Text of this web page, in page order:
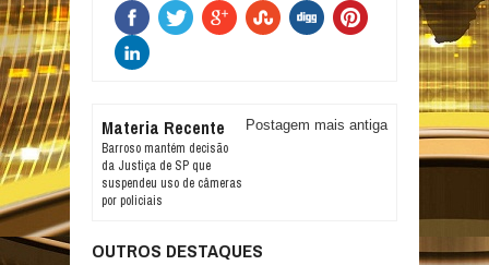
Materia Recente
Barroso mantém decisão
da Justiça de SP que
suspendeu uso de câmeras
por policiais
Postagem mais antiga
OUTROS DESTAQUES